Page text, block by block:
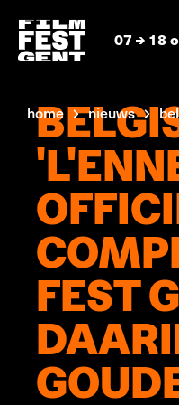
07 18
home nieuws
FEST